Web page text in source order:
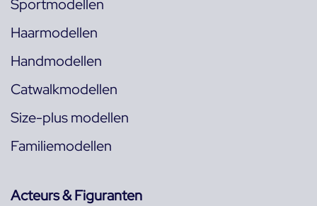
Sportmodellen
Haarmodellen
Handmodellen
Catwalkmodellen
Size-plus modellen
Familiemodellen
Acteurs & Figuranten